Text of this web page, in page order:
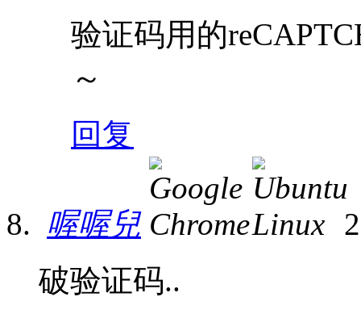
验证码用的
～
回复
喔喔兒
破验证码..